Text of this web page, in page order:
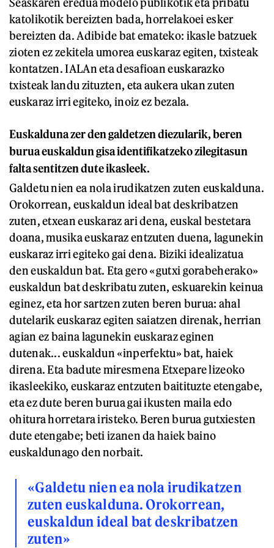
katolikotik bereizten bada, horrelakoei esker
bereizten da. Adibide bat emateko: ikasle batzuek
zioten ez zekitela umorea euskaraz egiten, txisteak
kontatzen. IALAn eta desafioan euskarazko
txisteak landu zituzten, eta aukera ukan zuten
euskaraz irri egiteko, inoiz ez bezala.
Euskalduna zer den galdetzen diezularik, beren
burua euskaldun gisa identifikatzeko zilegitasun
falta sentitzen dute ikasleek.
Galdetu nien ea nola irudikatzen zuten euskalduna.
Orokorrean, euskaldun ideal bat deskribatzen
zuten, etxean euskaraz ari dena, euskal bestetara
doana, musika euskaraz entzuten duena, lagunekin
euskaraz irri egiteko gai dena. Biziki idealizatua
den euskaldun bat. Eta gero «gutxi gorabeherako»
euskaldun bat deskribatu zuten, eskuarekin keinua
eginez, eta hor sartzen zuten beren burua: ahal
dutelarik euskaraz egiten saiatzen direnak, herrian
agian ez baina lagunekin euskaraz eginen
dutenak... euskaldun «inperfektu» bat, haiek
direna. Eta badute miresmena Etxepare lizeoko
ikasleekiko, euskaraz entzuten baitituzte etengabe,
eta ez dute beren burua gai ikusten maila edo
ohitura horretara iristeko. Beren burua gutxiesten
dute etengabe; beti izanen da haiek baino
euskaldunago den norbait.
«Galdetu nien ea nola irudikatzen
zuten euskalduna. Orokorrean,
euskaldun ideal bat deskribatzen
zuten»